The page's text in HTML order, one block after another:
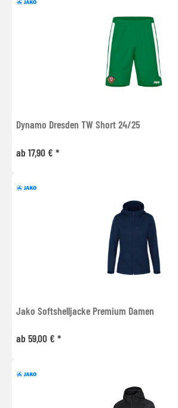
Dynamo Dresden TW Short 24/25
ab 17,90 € *
Jako Softshelljacke Premium Damen
ab 59,00 € *